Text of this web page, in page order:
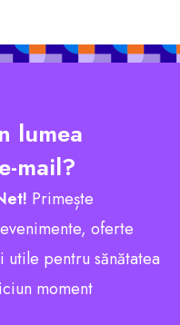
lumea
mail?
Primește
oferte
pentru sănătatea
moment